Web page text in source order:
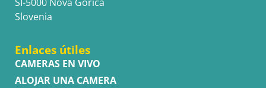
Slovenia
Enlaces útiles
CAMERAS EN VIVO
ALOJAR UNA CAMERA